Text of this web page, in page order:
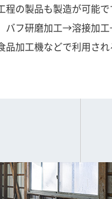
程の製品も製造が可能
バフ研磨加工→溶接加
品加工機などで利用さ